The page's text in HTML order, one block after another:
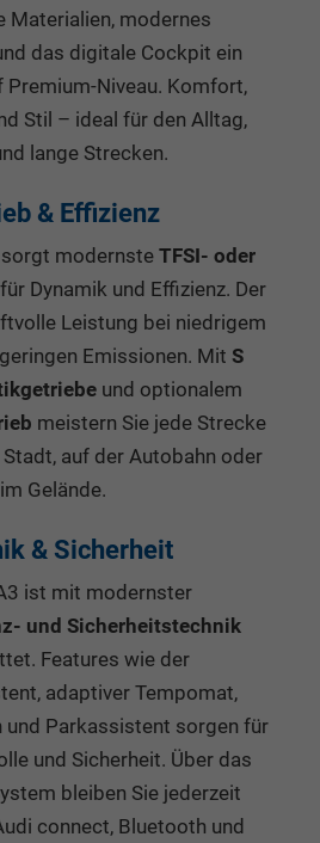
Materialien, modernes
das digitale Cockpit ein
Premium-Niveau. Komfort,
Stil – ideal für den Alltag,
lange Strecken.
& Effizienz
modernsteTFSI- oder
für Dynamik und Effizienz. Der
Leistung bei niedrigem
Emissionen. Mit S
und optionalem
meistern Sie jede Strecke
auf der Autobahn oder
im Gelände.
& Sicherheit
ist mit modernster
und Sicherheitstechnik
Features wie der
adaptiver Tempomat,
Parkassistent sorgen für
und Sicherheit. Über das
bleiben Sie jederzeit
connect, Bluetooth und